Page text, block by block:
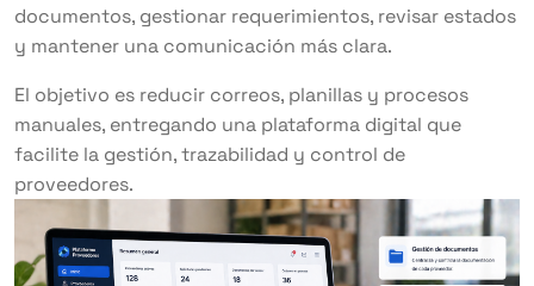
documentos, gestionar requerimientos, revisar estados
y mantener una comunicación más clara.
El objetivo es reducir correos, planillas y procesos
manuales, entregando una plataforma digital que
facilite la gestión, trazabilidad y control de
proveedores.